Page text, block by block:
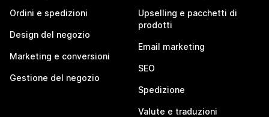
Ordini e spedizioni
Design del negozio
Marketing e conversioni
Gestione del negozio
Upselling e pacchetti di
prodotti
Email marketing
SEO
Spedizione
Valute e traduzioni